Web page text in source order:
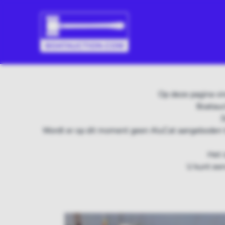
Op deze pagina
Wordt er op dit moment geen AluCat
Het
U kunt